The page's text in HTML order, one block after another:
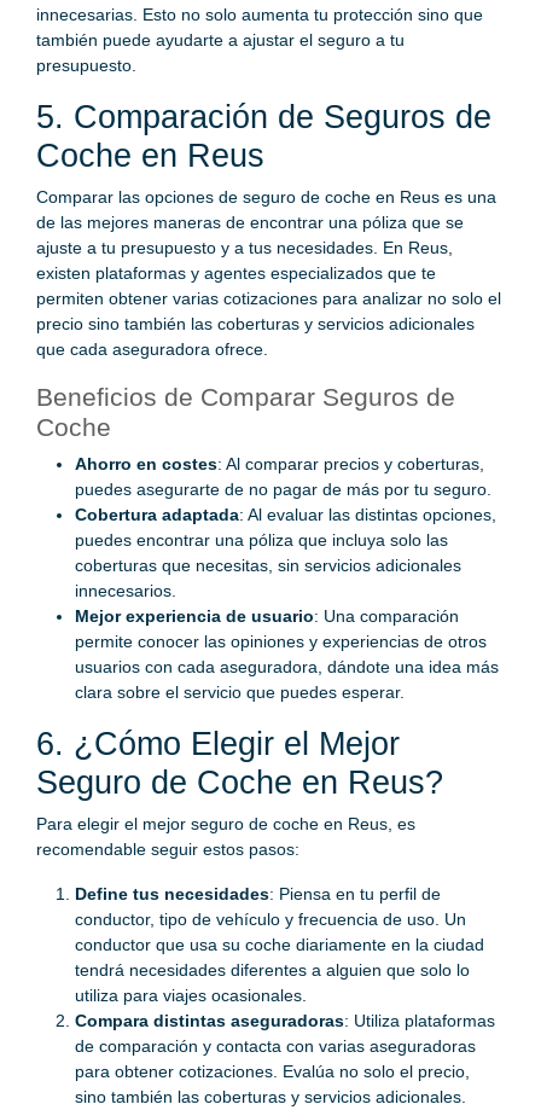
innecesarias. Esto no solo aumenta tu protección sino que
también puede ayudarte a ajustar el seguro a tu
presupuesto.
5. Comparación de Seguros de
Coche en Reus
Comparar las opciones de seguro de coche en Reus es una
de las mejores maneras de encontrar una póliza que se
ajuste a tu presupuesto y a tus necesidades. En Reus,
existen plataformas y agentes especializados que te
permiten obtener varias cotizaciones para analizar no solo el
precio sino también las coberturas y servicios adicionales
que cada aseguradora ofrece.
Beneficios de Comparar Seguros de
Coche
Ahorro en costes: Al comparar precios y coberturas,
puedes asegurarte de no pagar de más por tu seguro.
Cobertura adaptada: Al evaluar las distintas opciones,
puedes encontrar una póliza que incluya solo las
coberturas que necesitas, sin servicios adicionales
innecesarios.
Mejor experiencia de usuario: Una comparación
permite conocer las opiniones y experiencias de otros
usuarios con cada aseguradora, dándote una idea más
clara sobre el servicio que puedes esperar.
6. ¿Cómo Elegir el Mejor
Seguro de Coche en Reus?
Para elegir el mejor seguro de coche en Reus, es
recomendable seguir estos pasos:
Define tus necesidades: Piensa en tu perfil de
conductor, tipo de vehículo y frecuencia de uso. Un
conductor que usa su coche diariamente en la ciudad
tendrá necesidades diferentes a alguien que solo lo
utiliza para viajes ocasionales.
Compara distintas aseguradoras: Utiliza plataformas
de comparación y contacta con varias aseguradoras
para obtener cotizaciones. Evalúa no solo el precio,
sino también las coberturas y servicios adicionales.